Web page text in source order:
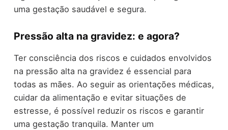
uma gestação saudável e segura.
Pressão alta na gravidez: e agora?
Ter consciência dos riscos e cuidados envolvidos
na pressão alta na gravidez é essencial para
todas as mães. Ao seguir as orientações médicas,
cuidar da alimentação e evitar situações de
estresse, é possível reduzir os riscos e garantir
uma gestação tranquila. Manter um